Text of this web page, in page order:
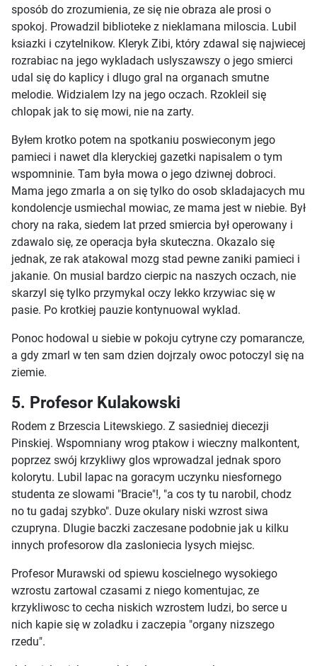
sposób do zrozumienia, ze się nie obraza ale prosi o
spokoj. Prowadzil biblioteke z nieklamana miloscia. Lubil
ksiazki i czytelnikow. Kleryk Zibi, który zdawal się najwiecej
rozrabiac na jego wykladach uslyszawszy o jego smierci
udal się do kaplicy i dlugo gral na organach smutne
melodie. Widzialem lzy na jego oczach. Rzokleil się
chlopak jak to się mowi, nie na zarty.
Byłem krotko potem na spotkaniu poswieconym jego
pamieci i nawet dla kleryckiej gazetki napisalem o tym
wspomninie. Tam była mowa o jego dziwnej dobroci.
Mama jego zmarla a on się tylko do osob skladajacych mu
kondolencje usmiechal mowiac, ze mama jest w niebie. Był
chory na raka, siedem lat przed smiercia był operowany i
zdawalo się, ze operacja była skuteczna. Okazalo się
jednak, ze rak atakowal mozg stad pewne zaniki pamieci i
jakanie. On musial bardzo cierpic na naszych oczach, nie
skarzyl się tylko przymykal oczy lekko krzywiac się w
pasie. Po krotkiej pauzie kontynuowal wyklad.
Ponoc hodowal u siebie w pokoju cytryne czy pomarancze,
a gdy zmarl w ten sam dzien dojrzaly owoc potoczyl się na
ziemie.
5. Profesor Kulakowski
Rodem z Brzescia Litewskiego. Z sasiedniej diecezji
Pinskiej. Wspomniany wrog ptakow i wieczny malkontent,
poprzez swój krzykliwy glos wprowadzal jednak sporo
kolorytu. Lubil lapac na goracym uczynku niesfornego
studenta ze slowami "Bracie"!, "a cos ty tu narobil, chodz
no tu gadaj szybko". Duze okulary niski wzrost siwa
czupryna. Dlugie baczki zaczesane podobnie jak u kilku
innych profesorow dla zasloniecia lysych miejsc.
Profesor Murawski od spiewu koscielnego wysokiego
wzrostu zartowal czasami z niego komentujac, ze
krzykliwosc to cecha niskich wzrostem ludzi, bo serce u
nich kapie się w zoladku i zaczepia "organy nizszego
rzedu".